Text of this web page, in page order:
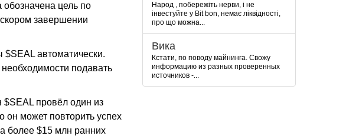
цель по
завершении
автоматически.
подавать
провёл один из
он может повторить успех
более $15 млн ранних
Народ , побережіть нерви, і не
інвестуйте у Bit bon, немає ліквідності,
про що можна...
Вика
Кстати, по поводу майнинга. Свожу
информацию из разных проверенных
источников -...